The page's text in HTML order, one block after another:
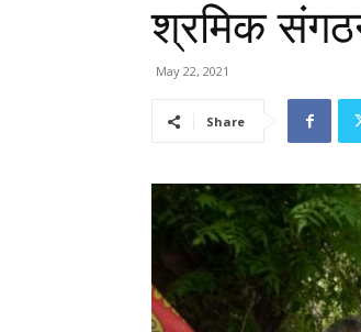
श्रमिक
May 22, 2021
Share